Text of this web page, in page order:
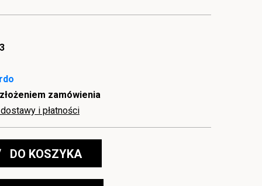
zamówienia
i płatności
DO KOSZYKA